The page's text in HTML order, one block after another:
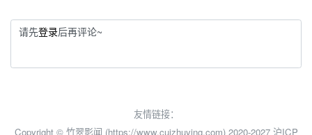
请先登录后再评论~
友情链接：
Copyright © 竹翠影闻 (https://www.cuizhuying.com) 2020-2027 沪ICP